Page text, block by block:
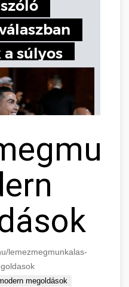
lemezmegmunkalas-
megoldások